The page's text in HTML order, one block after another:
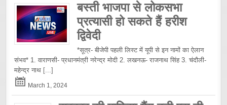
बस्ती भाजपा से लोकसभा
प्रत्यासी हो सकते हैं हरीश
द्विवेदी
*सूत्र- बीजेपी पहली लिस्ट में यूपी से इन नामों का ऐलान
संभव* 1. वाराणसी- प्रधानमंत्री नरेन्द्र मोदी 2. लखनऊ- राजनाथ सिंह 3. चंदौली-
महेन्द्र नाथ [...]
March 1, 2024